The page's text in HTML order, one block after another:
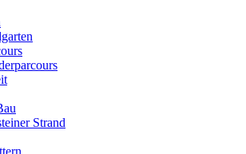
Strand